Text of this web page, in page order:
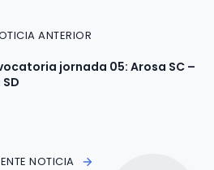
ANTERIOR
jornada 05: Arosa SC –
NOTICIA